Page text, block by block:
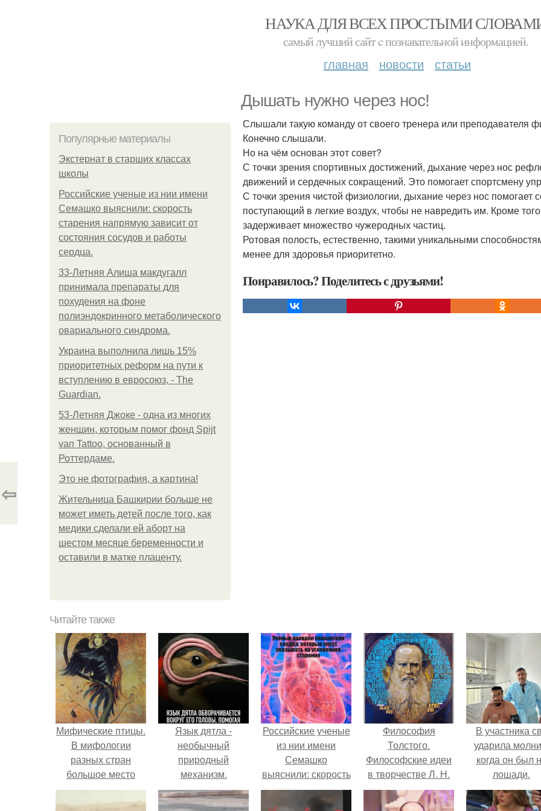
НАУКА ДЛЯ ВСЕХ ПРОСТЫМИ
самый лучший сайт c познавательной информацией.
главная новости статьи
Дышать нужно через нос!
Популярные материалы
Экстернат в старших классах
школы
Российские ученые из нии имени
Семашко выяснили: скорость
старения напрямую зависит от
состояния сосудов и работы
сердца.
33-Летняя Алиша макдугалл
принимала препараты для
похудения на фоне
полиэндокринного метаболического
овариального синдрома.
Украина выполнила лишь 15%
приоритетных реформ на пути к
вступлению в евросоюз, - The
Guardian.
53-Летняя Джоке - одна из многих
женщин, которым помог фонд Spijt
van Tattoo, основанный в
Роттердаме.
Это не фотография, а картина!
Жительница Башкирии больше не
может иметь детей после того, как
медики сделали ей аборт на
шестом месяце беременности и
оставили в матке плаценту.
Слышали такую команду от своего тренера или преподавателя
Конечно слышали.
Но на чём основан этот совет?
С точки зрения спортивных достижений, дыхание через нос
движений и сердечных сокращений. Это помогает спортсмену
С точки зрения чистой физиологии, дыхание через нос помогает
поступающий в легкие воздух, чтобы не навредить им. Кроме
задерживает множество чужеродных частиц.
Ротовая полость, естественно, такими уникальными
менее для здоровья приоритетно.
Понравилось? Поделитесь с друзьями!
⇦
Читайте также
Мифические птицы.
В мифологии
разных стран
большое место
занимают образы
птиц.
Язык дятла -
необычный
природный
механизм.
Российские ученые
из нии имени
Семашко
выяснили: скорость
старения напрямую
зависит от
Философия
Толстого.
Философские идеи
в творчестве Л. Н.
Толстого.
В участника
ударила
когда он был
лошади.